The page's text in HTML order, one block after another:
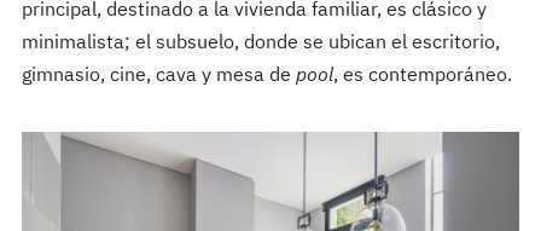
principal, destinado a la vivienda familiar, es clásico y
minimalista; el subsuelo, donde se ubican el escritorio,
gimnasio, cine, cava y mesa de pool, es contemporáneo.